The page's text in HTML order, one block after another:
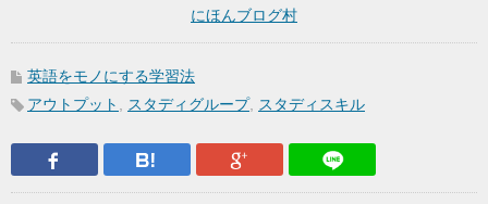
にほんブログ村
英語をモノにする学習法
アウトプット
スタディグループ, スタディスキル
Facebook はてなブックマークGoogle Plus